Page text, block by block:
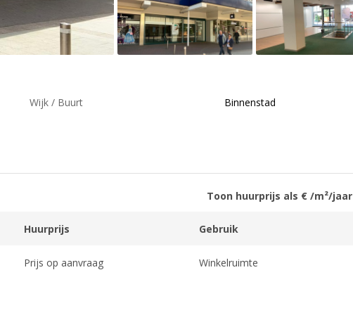
Wijk / Buurt Binnenstad
Toon huurprijs als € /m²/jaar
Huurprijs Gebruik
Prijs op aanvraag Winkelruimte